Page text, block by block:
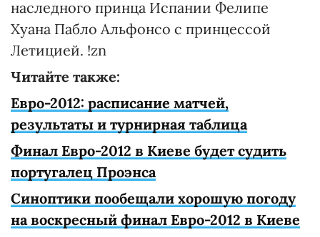
наследного принца Испании Фелипе
Хуана Пабло Альфонсо с принцессой
Летицией. !zn
Читайте также:
Евро-2012: расписание матчей,
результаты и турнирная таблица
Финал Евро-2012 в Киеве будет судить
португалец Проэнса
Синоптики пообещали хорошую погоду
на воскресный финал Евро-2012 в Киеве